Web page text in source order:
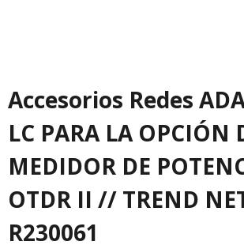
Accesorios Redes
LC PARA LA OPCIÓN
MEDIDOR DE
OTDR II // TREND
R230061